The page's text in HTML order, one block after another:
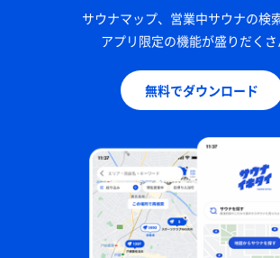
サウナマップ、営業中サウナの検索
アプリ限定の機能が盛りだくさ
無料でダウンロード